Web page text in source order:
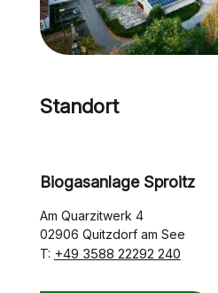
Standort
Biogasanlage Sproitz
Am Quarzitwerk 4
02906 Quitzdorf am See
T: +49 3588 22292 240